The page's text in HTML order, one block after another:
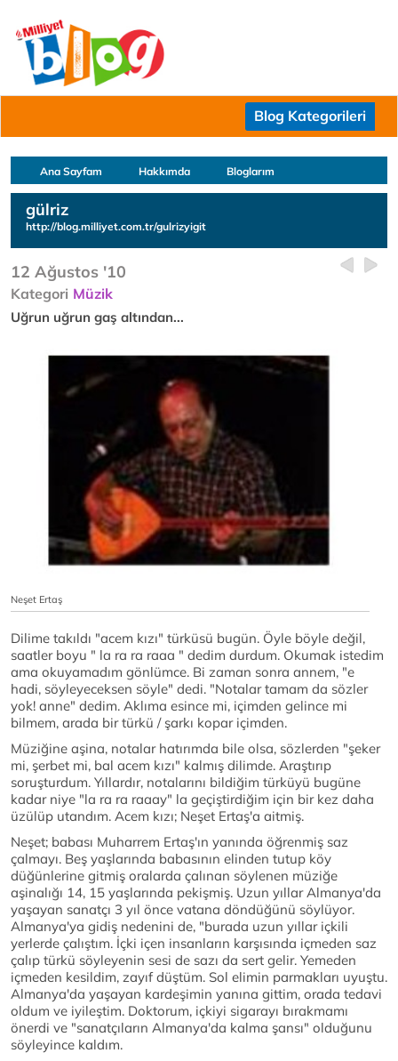
Blog Kategorileri
Ana Sayfam Hakkımda Bloglarım
gülriz
http://blog.milliyet.com.tr/gulrizyigit
12 Ağustos '10
Kategori Müzik
Uğrun uğrun gaş altından...
Neşet Ertaş
Dilime takıldı "acem kızı" türküsü bugün. Öyle böyle değil,
saatler boyu " la ra ra raaa " dedim durdum. Okumak istedim
ama okuyamadım gönlümce. Bi zaman sonra annem, "e
hadi, söyleyeceksen söyle" dedi. "Notalar tamam da sözler
yok! anne" dedim. Aklıma esince mi, içimden gelince mi
bilmem, arada bir türkü / şarkı kopar içimden.
Müziğine aşina, notalar hatırımda bile olsa, sözlerden "şeker
mi, şerbet mi, bal acem kızı" kalmış dilimde. Araştırıp
soruşturdum. Yıllardır, notalarını bildiğim türküyü bugüne
kadar niye "la ra ra raaay" la geçiştirdiğim için bir kez daha
üzülüp utandım. Acem kızı; Neşet Ertaş'a aitmiş.
Neşet; babası Muharrem Ertaş'ın yanında öğrenmiş saz
çalmayı. Beş yaşlarında babasının elinden tutup köy
düğünlerine gitmiş oralarda çalınan söylenen müziğe
aşinalığı 14, 15 yaşlarında pekişmiş. Uzun yıllar Almanya'da
yaşayan sanatçı 3 yıl önce vatana döndüğünü söylüyor.
Almanya'ya gidiş nedenini de, "burada uzun yıllar içkili
yerlerde çalıştım. İçki içen insanların karşısında içmeden saz
çalıp türkü söyleyenin sesi de sazı da sert gelir. Yemeden
içmeden kesildim, zayıf düştüm. Sol elimin parmakları uyuştu.
Almanya'da yaşayan kardeşimin yanına gittim, orada tedavi
oldum ve iyileştim. Doktorum, içkiyi sigarayı bırakmamı
önerdi ve "sanatçıların Almanya'da kalma şansı" olduğunu
söyleyince kaldım.